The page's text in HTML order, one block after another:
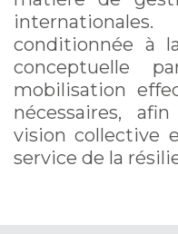
conditionnée à
conceptuelle
mobilisation
nécessaires,
vision collective
service de la